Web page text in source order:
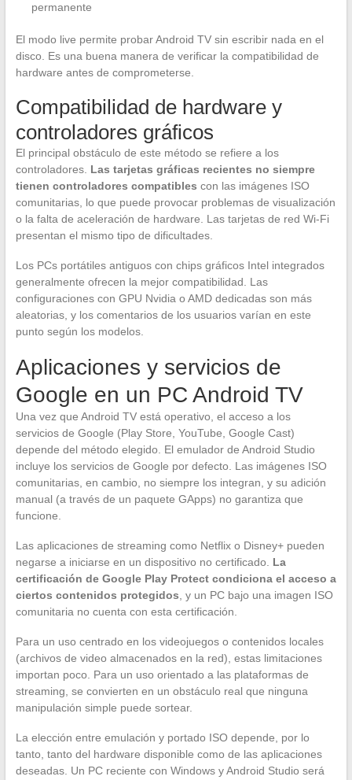
permanente
El modo live permite probar Android TV sin escribir nada en el
disco. Es una buena manera de verificar la compatibilidad de
hardware antes de comprometerse.
Compatibilidad de hardware y
controladores gráficos
El principal obstáculo de este método se refiere a los
controladores. Las tarjetas gráficas recientes no siempre
tienen controladores compatibles con las imágenes ISO
comunitarias, lo que puede provocar problemas de visualización
o la falta de aceleración de hardware. Las tarjetas de red Wi-Fi
presentan el mismo tipo de dificultades.
Los PCs portátiles antiguos con chips gráficos Intel integrados
generalmente ofrecen la mejor compatibilidad. Las
configuraciones con GPU Nvidia o AMD dedicadas son más
aleatorias, y los comentarios de los usuarios varían en este
punto según los modelos.
Aplicaciones y servicios de
Google en un PC Android TV
Una vez que Android TV está operativo, el acceso a los
servicios de Google (Play Store, YouTube, Google Cast)
depende del método elegido. El emulador de Android Studio
incluye los servicios de Google por defecto. Las imágenes ISO
comunitarias, en cambio, no siempre los integran, y su adición
manual (a través de un paquete GApps) no garantiza que
funcione.
Las aplicaciones de streaming como Netflix o Disney+ pueden
negarse a iniciarse en un dispositivo no certificado. La
certificación de Google Play Protect condiciona el acceso a
ciertos contenidos protegidos, y un PC bajo una imagen ISO
comunitaria no cuenta con esta certificación.
Para un uso centrado en los videojuegos o contenidos locales
(archivos de video almacenados en la red), estas limitaciones
importan poco. Para un uso orientado a las plataformas de
streaming, se convierten en un obstáculo real que ninguna
manipulación simple puede sortear.
La elección entre emulación y portado ISO depende, por lo
tanto, tanto del hardware disponible como de las aplicaciones
deseadas. Un PC reciente con Windows y Android Studio será